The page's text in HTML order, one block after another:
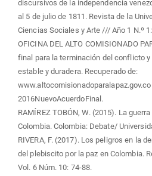
discursivos de la independencia
al 5 de julio de 1811. Revista de la
Ciencias Sociales y Arte /// Año 1 N.º
OFICINA DEL ALTO COMISIONADO
final para la terminación del conflicto
estable y duradera. Recuperado de:
www.altocomisionadoparalapaz.gov.co
2016NuevoAcuerdoFinal.
RAMÍREZ TOBÓN, W. (2015). La
Colombia. Colombia: Debate/
RIVERA, F. (2017). Los peligros en la
del plebiscito por la paz en Colombia.
Vol. 6 Núm. 10: 74-88.